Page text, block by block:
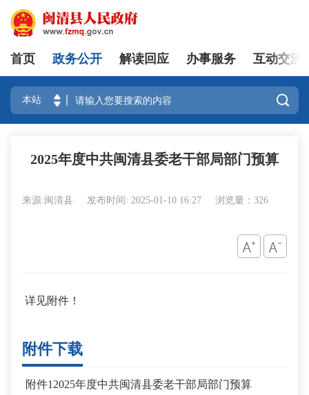
登录
首页 政务公开 解读回应 办事服务 互动交流

2025年度中共闽清县委老干部局部门预算
来源:闽清县 发布时间: 2025-01-10 16:27 浏览量：326
详见附件！
附件下载
附件12025年度中共闽清县委老干部局部门预算